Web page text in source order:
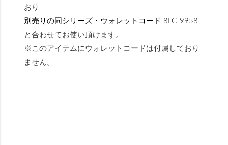
おり
別売りの同シリーズ・ウォレットコード 8LC-9958
と合わせてお使い頂けます。
※このアイテムにウォレットコードは付属しており
ません。